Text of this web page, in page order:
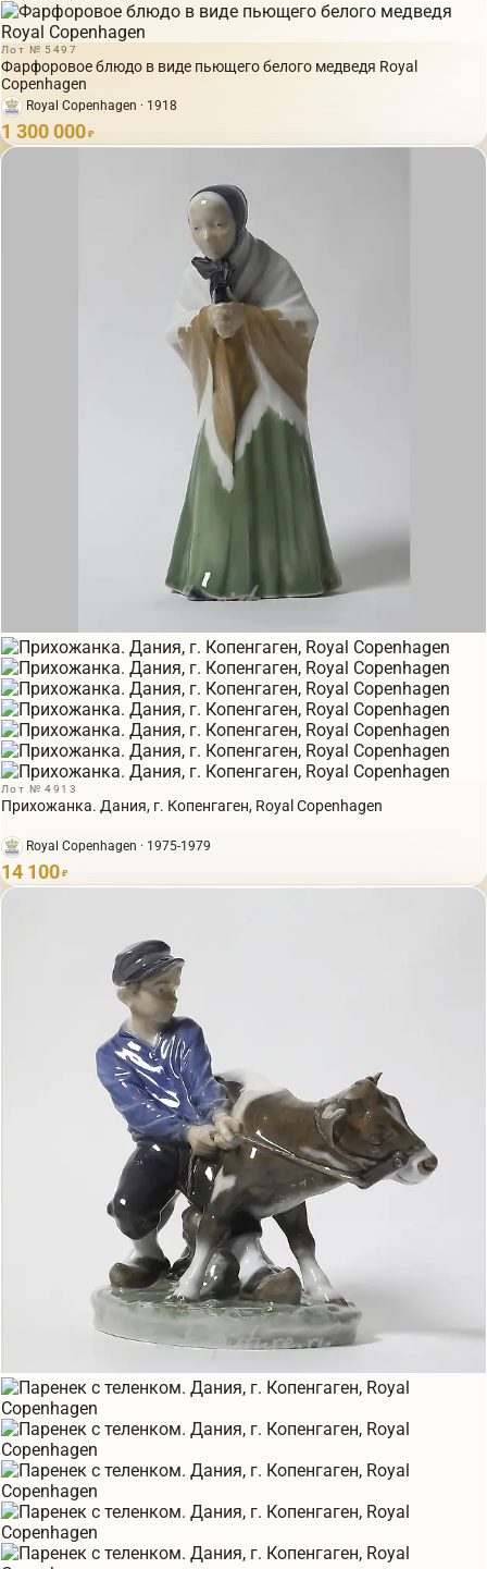
Лот № 5497
Фарфоровое блюдо в виде пьющего белого медведя Royal
Copenhagen
Royal Copenhagen · 1918
1 300 000 ₽
Лот № 4913
Прихожанка. Дания, г. Копенгаген, Royal Copenhagen
Royal Copenhagen · 1975-1979
14 100 ₽